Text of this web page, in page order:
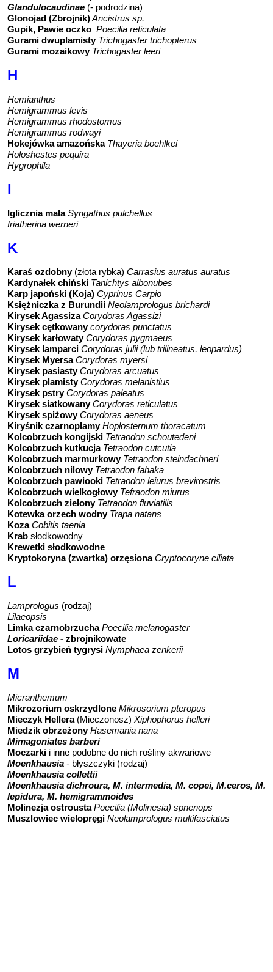
Glandulocaudinae (- podrodzina)
Glonojad (Zbrojnik)Ancistrus sp.
Gupik, Pawie oczko Poecilia reticulata
Gurami dwuplamisty Trichogaster trichopterus
Gurami mozaikowy Trichogaster leeri
H
Hemianthus
Hemigrammus levis
Hemigrammus rhodostomus
Hemigrammus rodwayi
Hokejówka amazońska Thayeria boehlkei
Holoshestes pequira
Hygrophila
I
Iglicznia mała Syngathus pulchellus
Iriatherina werneri
K
Karaś ozdobny (złota rybka) Carrasius auratus auratus
Kardynałek chiński Tanichtys albonubes
Karp japoński (Koja) Cyprinus Carpio
Księżniczka z Burundii Neolamprologus brichardi
Kirysek AgassizaCorydoras Agassizi
Kirysek cętkowany corydoras punctatus
Kirysek karłowaty Corydoras pygmaeus
Kirysek lamparci Corydoras julii (lub trilineatus, leopardus)
Kirysek Myersa Corydoras myersi
Kirysek pasiasty Corydoras arcuatus
Kirysek plamisty Corydoras melanistius
Kirysek pstryCorydoras paleatus
Kirysek siatkowany Corydoras reticulatus
Kirysek spiżowy Corydoras aeneus
Kiryśnik czarnoplamy Hoplosternum thoracatum
Kolcobrzuch kongijski Tetraodon schoutedeni
Kolcobrzuch kutkucja Tetraodon cutcutia
Kolcobrzuch marmurkowy Tetraodon steindachneri
Kolcobrzuch nilowy Tetraodon fahaka
Kolcobrzuch pawiooki Tetraodon leiurus brevirostris
Kolcobrzuch wielkogłowy Tefraodon miurus
Kolcobrzuch zielony Tetraodon fluviatilis
Kotewka orzech wodny Trapa natans
Koza Cobitis taenia
Krab słodkowodny
Krewetki słodkowodne
Kryptokoryna (zwartka) orzęsiona Cryptocoryne ciliata
L
Lamprologus (rodzaj)
Lilaeopsis
Limka czarnobrzuchaPoecilia melanogaster
Loricariidae - zbrojnikowate
Lotos grzybień tygrysi Nymphaea zenkerii
M
Micranthemum
Mikrozorium oskrzydlone Mikrosorium pteropus
Mieczyk Hellera (Mieczonosz) Xiphophorus helleri
Miedzik obrzeżony Hasemania nana
Mimagoniates barberi
Moczarki i inne podobne do nich rośliny akwariowe
Moenkhausia - błyszczyki (rodzaj)
Moenkhausia collettii
Moenkhausia dichroura, M. intermedia, M. copei, M.ceros, M.
lepidura, M. hemigrammoides
Molinezja ostrousta Poecilia (Molinesia) spnenops
Muszlowiec wielopręgi Neolamprologus multifasciatus